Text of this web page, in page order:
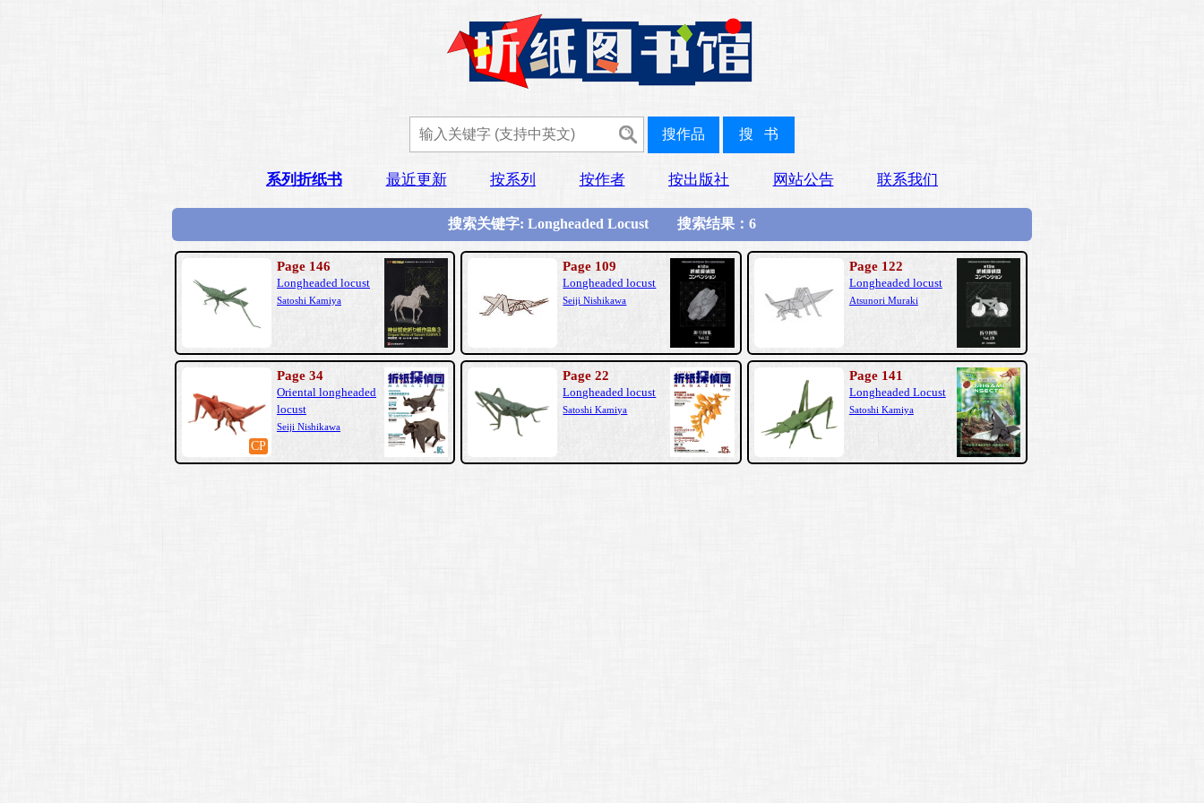
系列折纸书 最近更新 按系列 按作者 按出版社 网站公告 联系我们
搜索关键字: Longheaded Locust 搜索结果：6
Page 146
Longheaded locust
Satoshi Kamiya
Page 109
Longheaded locust
Seiji Nishikawa
Page 122
Longheaded locust
Atsunori Muraki
CP
Page 34
Oriental longheaded
locust
Seiji Nishikawa
Page 22
Longheaded locust
Satoshi Kamiya
Page 141
Longheaded Locust
Satoshi Kamiya